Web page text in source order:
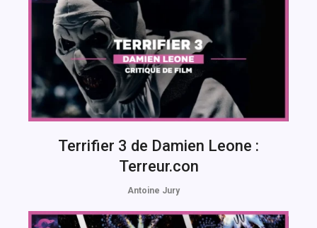
Terrifier 3 de Damien Leone :
Terreur.con
Antoine Jury